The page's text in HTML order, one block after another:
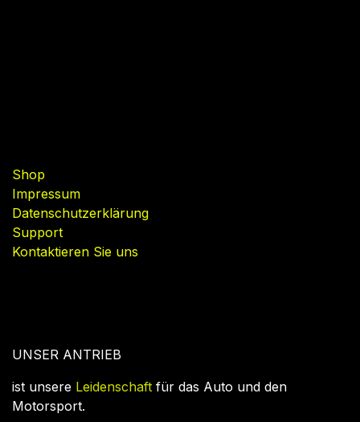
Shop
Impressum
Datenschutzerklärung
Support
Kontaktieren Sie uns
UNSER ANTRIEB
ist unsere Leidenschaft für das Auto und den
Motorsport.